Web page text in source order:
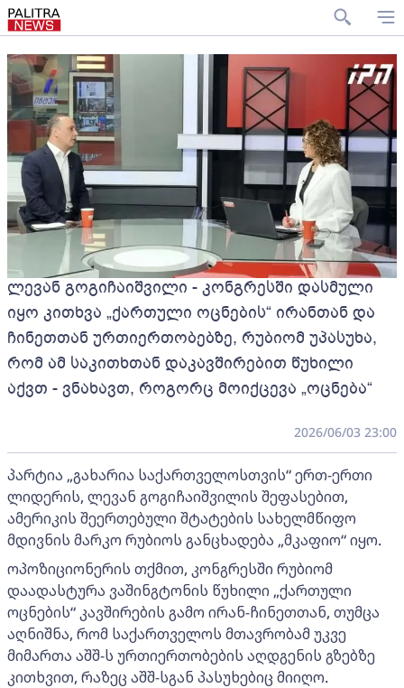
ლევან გოგიჩაიშვილი - კონგრესში დასმული
იყო კითხვა „ქართული ოცნების“ ირანთან და
ჩინეთთან ურთიერთობებზე, რუბიომ უპასუხა,
რომ ამ საკითხთან დაკავშირებით წუხილი
აქვთ - ვნახავთ, როგორც მოიქცევა „ოცნება“
2026/06/03 23:00
პარტია „გახარია საქართველოსთვის“ ერთ-ერთი
ლიდერის, ლევან გოგიჩაიშვილის შეფასებით,
ამერიკის შეერთებული შტატების სახელმწიფო
მდივნის მარკო რუბიოს განცხადება „მკაფიო“ იყო.
ოპოზიციონერის თქმით, კონგრესში რუბიომ
დაადასტურა ვაშინგტონის წუხილი „ქართული
ოცნების“ კავშირების გამო ირან-ჩინეთთან, თუმცა
აღნიშნა, რომ საქართველოს მთავრობამ უკვე
მიმართა აშშ-ს ურთიერთობების აღდგენის გზებზე
კითხვით, რაზეც აშშ-სგან პასუხებიც მიიღო.